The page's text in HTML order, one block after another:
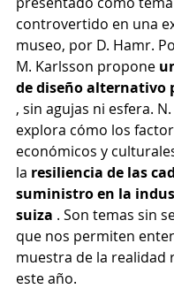
controvertido en una
museo, por D. Hamr.
M. Karlsson propone
de diseño alternativo
, sin agujas ni esfera.
explora cómo los
económicos y
la resiliencia de las
suministro en la
suiza . Son temas sin
que nos permiten
muestra de la realidad
este año.